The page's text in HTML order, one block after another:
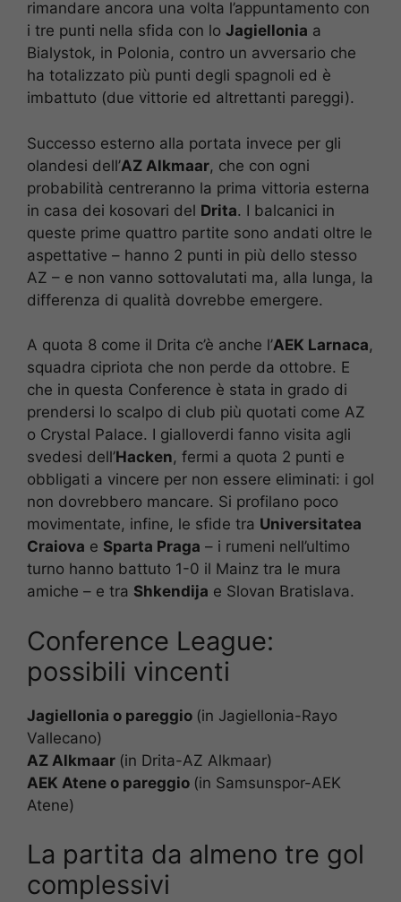
rimandare ancora una volta l’appuntamento con
i tre punti nella sfida con lo Jagiellonia a
Bialystok, in Polonia, contro un avversario che
ha totalizzato più punti degli spagnoli ed è
imbattuto (due vittorie ed altrettanti pareggi).
Successo esterno alla portata invece per gli
olandesi dell’AZ Alkmaar, che con ogni
probabilità centreranno la prima vittoria esterna
in casa dei kosovari del Drita. I balcanici in
queste prime quattro partite sono andati oltre le
aspettative – hanno 2 punti in più dello stesso
AZ – e non vanno sottovalutati ma, alla lunga, la
differenza di qualità dovrebbe emergere.
A quota 8 come il Drita c’è anche l’AEK Larnaca,
squadra cipriota che non perde da ottobre. E
che in questa Conference è stata in grado di
prendersi lo scalpo di club più quotati come AZ
o Crystal Palace. I gialloverdi fanno visita agli
svedesi dell’Hacken, fermi a quota 2 punti e
obbligati a vincere per non essere eliminati: i gol
non dovrebbero mancare. Si profilano poco
movimentate, infine, le sfide tra Universitatea
Craiova e Sparta Praga – i rumeni nell’ultimo
turno hanno battuto 1-0 il Mainz tra le mura
amiche – e tra Shkendija e Slovan Bratislava.
Conference League:
possibili vincenti
Jagiellonia o pareggio (in Jagiellonia-Rayo
Vallecano)
AZ Alkmaar (in Drita-AZ Alkmaar)
AEK Atene o pareggio (in Samsunspor-AEK
Atene)
La partita da almeno tre gol
complessivi